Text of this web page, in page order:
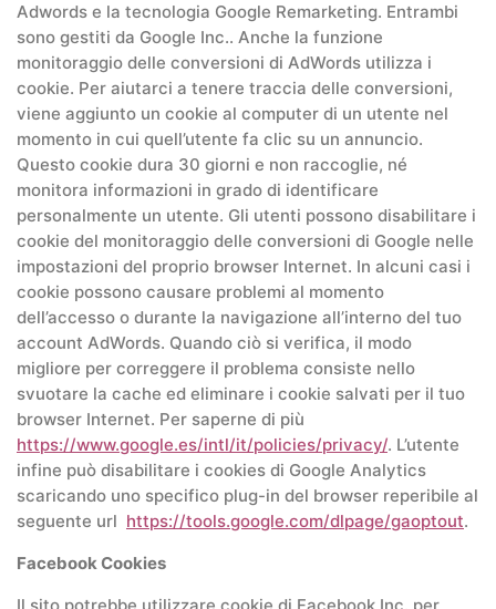
Adwords e la tecnologia Google Remarketing. Entrambi
sono gestiti da Google Inc.. Anche la funzione
monitoraggio delle conversioni di AdWords utilizza i
cookie. Per aiutarci a tenere traccia delle conversioni,
viene aggiunto un cookie al computer di un utente nel
momento in cui quell’utente fa clic su un annuncio.
Questo cookie dura 30 giorni e non raccoglie, né
monitora informazioni in grado di identificare
personalmente un utente. Gli utenti possono disabilitare i
cookie del monitoraggio delle conversioni di Google nelle
impostazioni del proprio browser Internet. In alcuni casi i
cookie possono causare problemi al momento
dell’accesso o durante la navigazione all’interno del tuo
account AdWords. Quando ciò si verifica, il modo
migliore per correggere il problema consiste nello
svuotare la cache ed eliminare i cookie salvati per il tuo
browser Internet. Per saperne di più
https://www.google.es/intl/it/policies/privacy/. L’utente
infine può disabilitare i cookies di Google Analytics
scaricando uno specifico plug-in del browser reperibile al
seguente url https://tools.google.com/dlpage/gaoptout.
Facebook Cookies